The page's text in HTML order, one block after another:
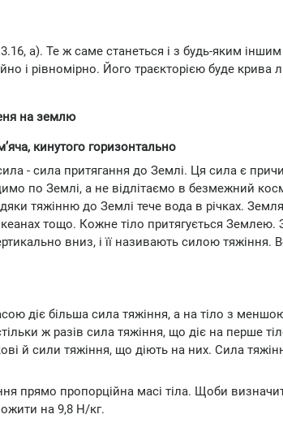
а). Те ж саме станеться і з будь-яким іншим
і рівномірно. Його траєкторією буде крива
на землю
кинутого горизонтально
- сила притягання до Землі. Ця сила є
по Землі, а не відлітаємо в безмежний
тяжінню до Землі тече вода в річках.
тощо. Кожне тіло притягується Землею.
вниз, і її називають силою тяжіння.
діє більша сила тяжіння, а на тіло з
ж разів сила тяжіння, що діє на перше
й сили тяжіння, що діють на них. Сила
прямо пропорційна масі тіла. Щоби
на 9,8 Н/кг.